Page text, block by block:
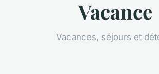
Vacance
Vacances, séjours et